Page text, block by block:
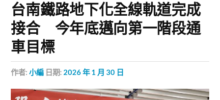
台南鐵路地下化全線軌道完成
接合 今年底邁向第一階段通
車目標
作者:小編 日期: 2026 年 1 月 30 日